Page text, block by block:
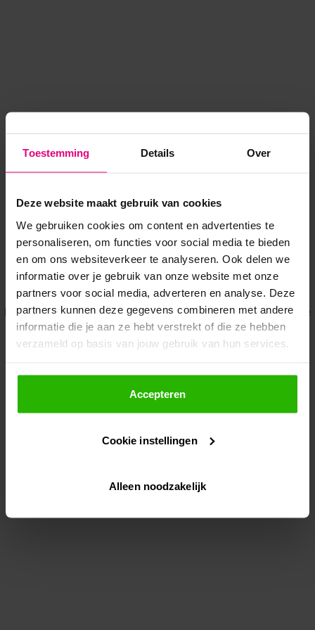
Toestemming Details Over
Deze website maakt gebruik van cookies
We gebruiken cookies om content en advertenties te
personaliseren, om functies voor social media te bieden
en om ons websiteverkeer te analyseren. Ook delen we
informatie over je gebruik van onze website met onze
partners voor social media, adverteren en analyse. Deze
partners kunnen deze gegevens combineren met andere
informatie die je aan ze hebt verstrekt of die ze hebben
verzameld op basis van jouw gebruik van hun services.
Als je op "Accepteer" klikt, dan geef je Voordeeluitjes.nl
toestemming om cookies voor social media en
gepersonaliseerde advertenties te plaatsen.
Lees hier meer over in onsprivacybeleid
Via "Cookie instellingen" kun je ook zelf instellen welke
Accepteren
Cookie instellingen
Alleen noodzakelijk
Application error: a client-side exception has occurred while
loadingwww.voordeeluitjes.nl (see the browser console for more
information).